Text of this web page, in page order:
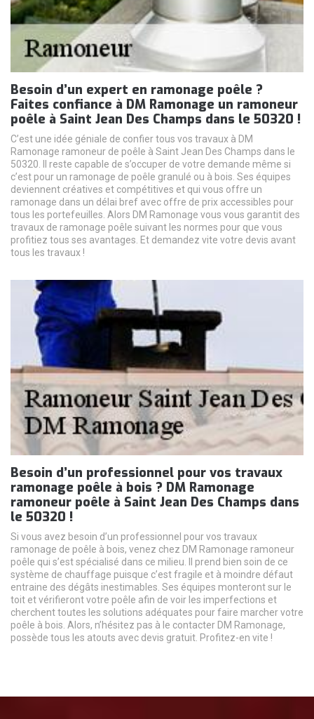
Besoin d’un expert en ramonage poêle ?
Faites confiance à DM Ramonage un ramoneur
poêle à Saint Jean Des Champs dans le 50320 !
C’est une idée géniale de confier tous vos travaux à DM
Ramonage ramoneur de poêle à Saint Jean Des Champs dans le
50320. Il reste capable de s’occuper de votre demande même si
c’est pour un ramonage de poêle granulé ou à bois. Ses équipes
deviennent créatives et compétitives et qui vous offre un
ramonage dans un délai bref avec offre de prix accessibles pour
tous les portefeuilles. Alors DM Ramonage vous vous garantit des
travaux de ramonage poêle suivant les normes pour que vous
profitiez tous ses avantages. Et demandez vite votre devis avant
tous les travaux !
Besoin d’un professionnel pour vos travaux
ramonage poêle à bois ? DM Ramonage
ramoneur poêle à Saint Jean Des Champs dans
le 50320 !
Si vous avez besoin d’un professionnel pour vos travaux
ramonage de poêle à bois, venez chez DM Ramonage ramoneur
poêle qui s’est spécialisé dans ce milieu. Il prend bien soin de ce
système de chauffage puisque c’est fragile et à moindre défaut
entraine des dégâts inestimables. Ses équipes monteront sur le
toit et vérifieront votre poêle afin de voir les imperfections et
cherchent toutes les solutions adéquates pour faire marcher votre
poêle à bois. Alors, n’hésitez pas à le contacter DM Ramonage,
possède tous les atouts avec devis gratuit. Profitez-en vite !